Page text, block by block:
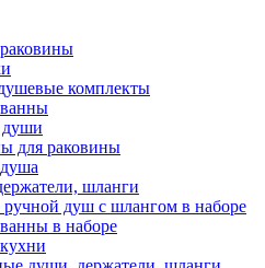
комплекты
души
для раковины
шланги
душ с шлангом в наборе
в наборе